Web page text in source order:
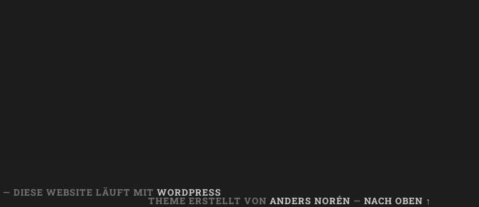
— DIESE WEBSITE LÄUFT MITWORDPRESS
THEME ERSTELLT VON ANDERS NORÉN — NACH OBEN ↑